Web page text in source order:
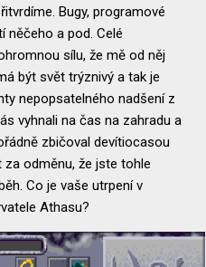
Bugy, programové
něčeho a pod. Celé
sílu, že mě od něj
být svět trýznivý a tak je
nepopsatelného nadšení z
vyhnali na čas na zahradu a
zbičoval devítiocasou
odměnu, že jste tohle
Co je vaše utrpení v
Athasu?